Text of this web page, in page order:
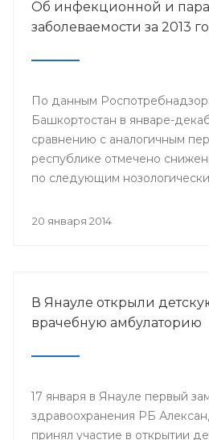
Об инфекционной и
заболеваемости за 2013
По данным
Башкортостан в январе-
сравнению с аналогичным
республике отмечено
по следующим
20 января 2014
В Янауле открыли
врачебную амбулаторию
17 января в Янауле первый
здравоохранения РБ
принял участие в открытии